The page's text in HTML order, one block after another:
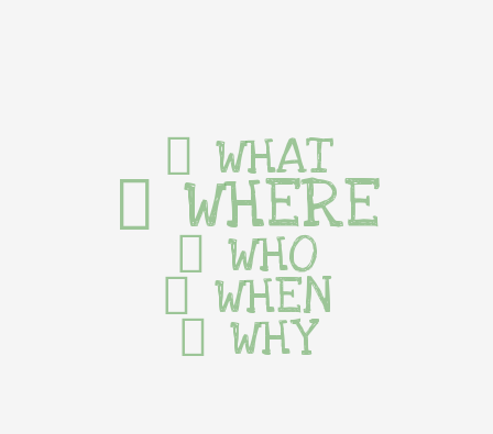
WHAT
WHERE
WHO
WHEN
WHY